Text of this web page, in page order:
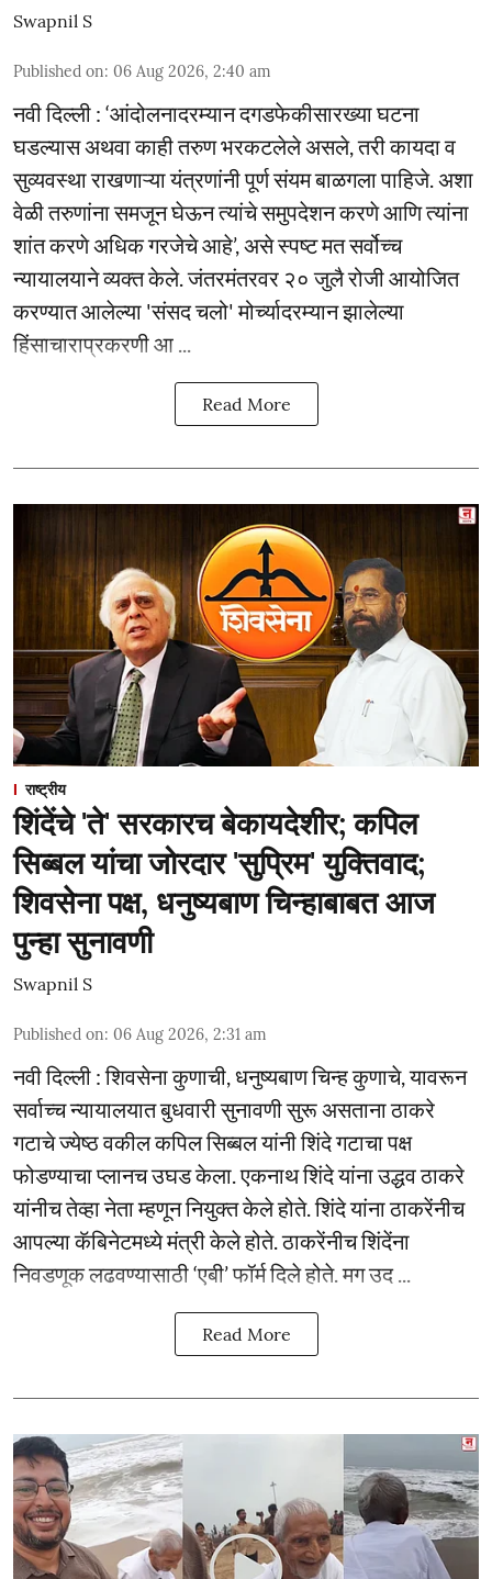
Swapnil S
Published on: 06 Aug 2026, 2:40 am
नवी दिल्ली : ‘आंदोलनादरम्यान दगडफेकीसारख्या घटना
घडल्यास अथवा काही तरुण भरकटलेले असले, तरी कायदा व
सुव्यवस्था राखणाऱ्या यंत्रणांनी पूर्ण संयम बाळगला पाहिजे. अशा
वेळी तरुणांना समजून घेऊन त्यांचे समुपदेशन करणे आणि त्यांना
शांत करणे अधिक गरजेचे आहे’, असे स्पष्ट मत सर्वोच्च
न्यायालयाने व्यक्त केले. जंतरमंतरवर २० जुलै रोजी आयोजित
करण्यात आलेल्या 'संसद चलो' मोर्च्यादरम्यान झालेल्या
हिंसाचाराप्रकरणी आ ...
Read More
राष्ट्रीय
शिंदेंचे 'ते' सरकारच बेकायदेशीर; कपिल
सिब्बल यांचा जोरदार 'सुप्रिम' युक्तिवाद;
शिवसेना पक्ष, धनुष्यबाण चिन्हाबाबत आज
पुन्हा सुनावणी
Swapnil S
Published on: 06 Aug 2026, 2:31 am
नवी दिल्ली : शिवसेना कुणाची, धनुष्यबाण चिन्ह कुणाचे, यावरून
सर्वाच्च न्यायालयात बुधवारी सुनावणी सुरू असताना ठाकरे
गटाचे ज्येष्ठ वकील कपिल सिब्बल यांनी शिंदे गटाचा पक्ष
फोडण्याचा प्लानच उघड केला. एकनाथ शिंदे यांना उद्धव ठाकरे
यांनीच तेव्हा नेता म्हणून नियुक्त केले होते. शिंदे यांना ठाकरेंनीच
आपल्या कॅबिनेटमध्ये मंत्री केले होते. ठाकरेंनीच शिंदेंना
निवडणूक लढवण्यासाठी ‘एबी’ फॉर्म दिले होते. मग उद ...
Read More